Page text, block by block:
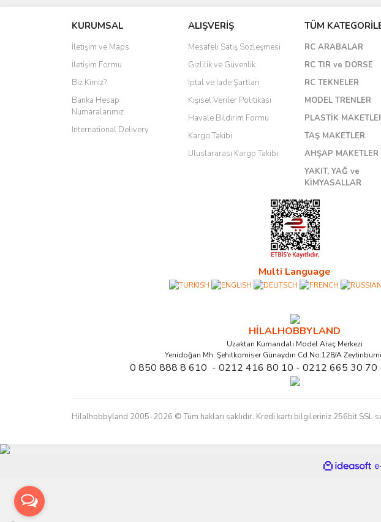
KURUMSAL
İletişim ve Maps
İletişim Formu
Biz Kimiz?
Banka Hesap
Numaralarımız
International Delivery
ALIŞVERİŞ
Mesafeli Satış Sözleşmesi
Gizlilik ve Güvenlik
İptal ve İade Şartları
Kişisel Veriler Politikası
Havale Bildirim Formu
Kargo Takibi
Uluslararası Kargo Takibi
TÜM
RC ARABALAR
RC TIR ve DORSE
RC TEKNELER
MODEL TRENLER
PLASTİK
TAŞ MAKETLER
AHŞAP MAKETLER
YAKIT, YAĞ ve
KİMYASALLAR
Multi Language
HİLALHOBBYLAND
Uzaktan Kumandalı Model Araç Merkezi
Yenidoğan Mh. Şehitkomiser Günaydın Cd.No:128/A
0 850 888 8 610 - 0212 416 80 10 - 0212 665 30 70
Hilalhobbyland 2005-2026 © Tüm hakları saklıdır. Kredi kartı bilgileriniz 256bit SSL